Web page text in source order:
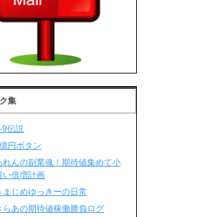
集
9伝説
円ボタン
れんの副業魂！期待値集めて小
い倍増計画
まじめゆっきーの日常
らあの期待値稼働勝負ログ